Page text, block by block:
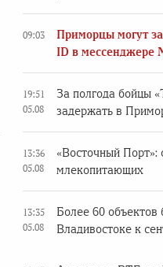
09:03
Приморцы могут
ID в мессенджере
19:51
05.08
За полгода бойцы
задержать в
13:36
05.08
«Восточный Порт»:
млекопитающих
13:35
05.08
Более 60 объектов
Владивостоке к